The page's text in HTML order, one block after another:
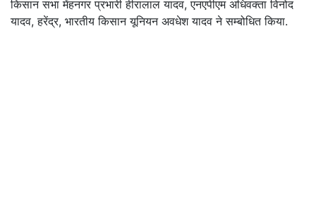
किसान सभा मेंहनगर प्रभारी हीरालाल यादव, एनएपीएम अधिवक्ता विनोद
यादव, हरेंद्र, भारतीय किसान यूनियन अवधेश यादव ने सम्बोधित किया.